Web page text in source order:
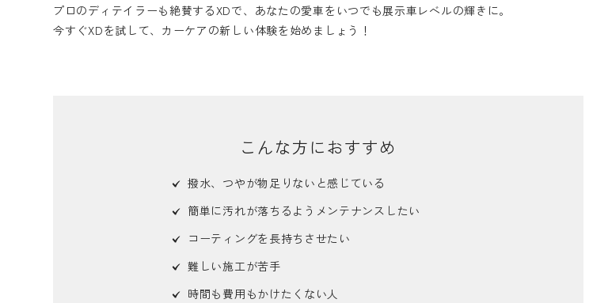
プロのディテイラーも絶賛するXDで、あなたの愛車をいつでも展示車レベルの輝きに。
今すぐXDを試して、カーケアの新しい体験を始めましょう！
こんな方におすすめ
撥水、つやが物足りないと感じている
簡単に汚れが落ちるようメンテナンスしたい
コーティングを長持ちさせたい
難しい施工が苦手
時間も費用もかけたくない人